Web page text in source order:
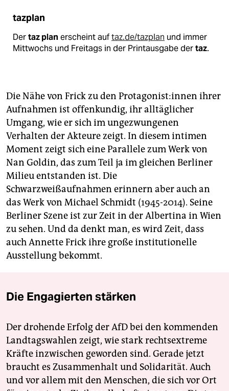
tazplan
Dertaz planerscheint auftaz.de/tazplan und immer
Mittwochs und Freitags in der Printausgabe dertaz.
Die Nähe von Frick zu den Prot­ago­nis­t:in­nen ihrer
Aufnahmen ist offenkundig, ihr alltäglicher
Umgang, wie er sich im ungezwungenen
Verhalten der Akteure zeigt. In diesem intimen
Moment zeigt sich eine Parallele zum Werk von
Nan Goldin, das zum Teil ja im gleichen Berliner
Milieu entstanden ist. Die
Schwarzweißaufnahmen erinnern aber auch an
das Werk von Michael Schmidt (1945-2014). Seine
Berliner Szene ist zur Zeit in der Albertina in Wien
zu sehen. Und da denkt man, es wird Zeit, dass
auch Annette Frick ihre große institutionelle
Ausstellung bekommt.
Die Engagierten stärken
Der drohende Erfolg der AfD bei den kommenden
Landtagswahlen zeigt, wie stark rechtsextreme
Kräfte inzwischen geworden sind. Gerade jetzt
braucht es Zusammenhalt und Solidarität. Auch
und vor allem mit den Menschen, die sich vor Ort